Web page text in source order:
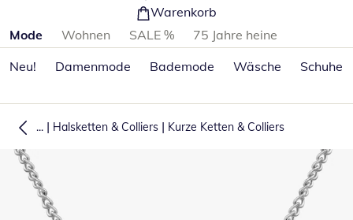
Warenkorb
Produktkategorien überspringen
Mode Wohnen SALE %
75 Jahre heine
Neu!
Damenmode Bademode Wäsche Schuhe
... | Halsketten & Colliers | Kurze Ketten & Colliers